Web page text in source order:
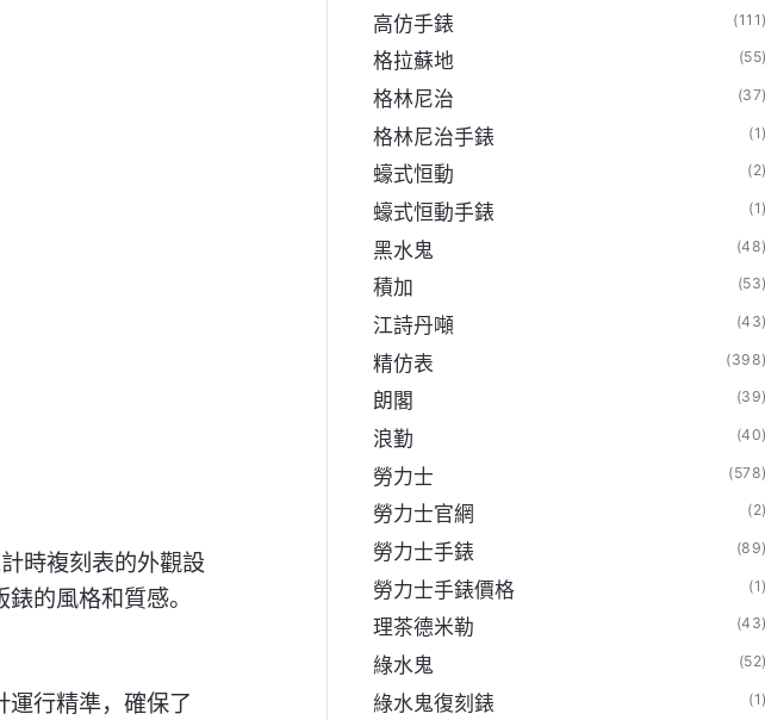
時複刻表的外觀設
的風格和質感。
運行精準，確保了
高仿手錶
格拉蘇地
格林尼治
格林尼治手錶
蠔式恒動
蠔式恒動手錶
黑水鬼
積加
江詩丹噸
精仿表
朗閣
浪勤
勞力士
勞力士官網
勞力士手錶
勞力士手錶價格
理茶德米勒
綠水鬼
綠水鬼復刻錶